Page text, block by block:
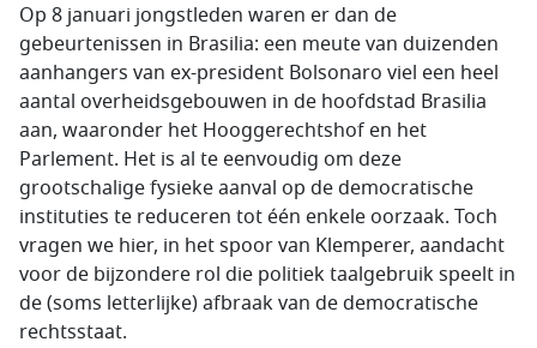
Op 8 januari jongstleden waren er dan de
gebeurtenissen in Brasilia: een meute van duizenden
aanhangers van ex-president Bolsonaro viel een heel
aantal overheidsgebouwen in de hoofdstad Brasilia
aan, waaronder het Hooggerechtshof en het
Parlement. Het is al te eenvoudig om deze
grootschalige fysieke aanval op de democratische
instituties te reduceren tot één enkele oorzaak. Toch
vragen we hier, in het spoor van Klemperer, aandacht
voor de bijzondere rol die politiek taalgebruik speelt in
de (soms letterlijke) afbraak van de democratische
rechtsstaat.